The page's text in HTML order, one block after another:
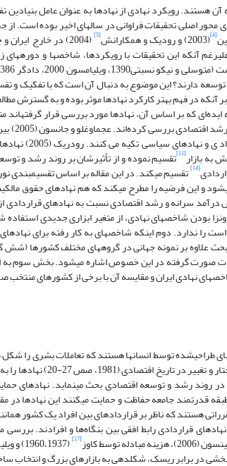
هستند. رویکرد نهادی از نهادها به عنوان عامل بنیادین
محور اصلی تحقیقات فراوانی در سال­های اخیر بوده است. از
[4] (2003) و رودیک و همکارانش [5] (2004) در خارج
و ندیری (1392) در داخل ایران اشاره کرد. علیرغم آنکه این تحقیقات با رویکردها، شاخص­ها
دارند؟ این موضوع به دنبال آن است که با تفکیک و
آنکه در فهم بهتر کارکرد نهادها موثر بوده و به گسترش
که بر اساس آن، نهادها مورد بررسی قرار گرفته­اند
(2006) نقش و تأثیر
(2008) بر تفاوت بین نهادهای
به بازار[11] تقسیم نموده و از تأثیرشان بر روند رشد و
[14] تقسیم می­کند. در این مقاله بر اساس تقسیم­بندی
و این فرضیه را مطرح می­کند که هم نهادهای حقوق
سرانه و رشد اقتصادی نسبت به نهادهای قراردادی
بودن شاخص­های نهادی، از متغیر ابزاری جدیدی
عجم­اوغلو و جانسون (2005) و دیگر ان به کار رفته است را ندارد. دوم اینکه شاخص­های به کار
علاوه بر نمونه جهانی در گروه­های مختلف کشورها (شش
صورت گرفته در این خصوص اشاره می­شود. بخش سوم به
نهادی ایران و مقایسه آن با برخی از کشورهای منتخب
طراحی­شده توسط انسان­ها هستند که تعاملات بشری را
او در کتاب ساختار و تغییر در تاریخ
در روند رشد و توسعه اقتصادی بحث می­نماید. نهادهای
قدرتمند جامعه حفاظت و حمایت می­کنند این نهادها در
هستند که ناظر بر قراردادهای بین افراد یک کشور
قراردادی رابط افقی بین بنگاه‌ها و افرادند.
[17] (1960،1937) و ویلیامسون
در برابر ریسک، شکل­دهی به بازارهای بزرگ و انتخاب